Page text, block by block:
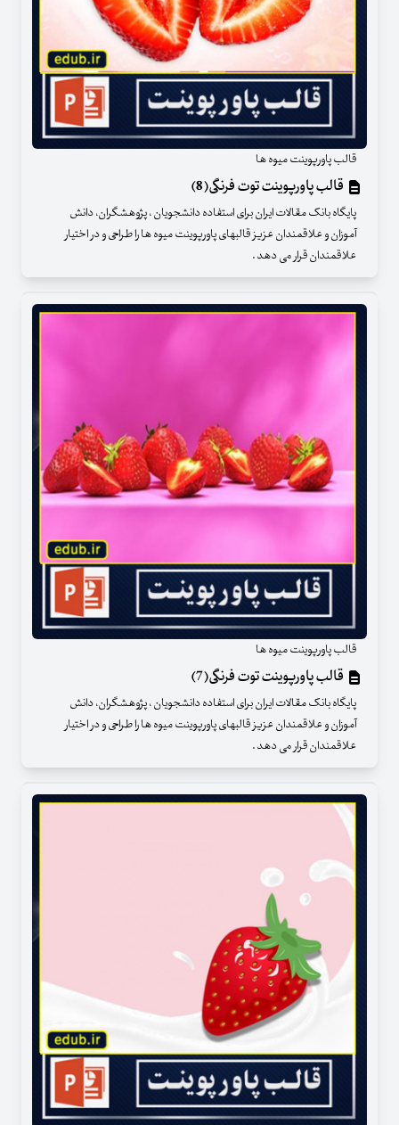
قالب پاورپوینت میوه ها
قالب پاورپوینت توت فرنگی(8)
پایگاه بانک مقالات ایران برای استفاده دانشجویان ، پژوهشگران، دانش
آموزان و علاقمندان عزیز قالبهای پاورپوینت میوه ها را طراحی و در اختیار
علاقمندان قرار می دهد .
قالب پاورپوینت میوه ها
قالب پاورپوینت توت فرنگی(7)
پایگاه بانک مقالات ایران برای استفاده دانشجویان ، پژوهشگران، دانش
آموزان و علاقمندان عزیز قالبهای پاورپوینت میوه ها را طراحی و در اختیار
علاقمندان قرار می دهد .